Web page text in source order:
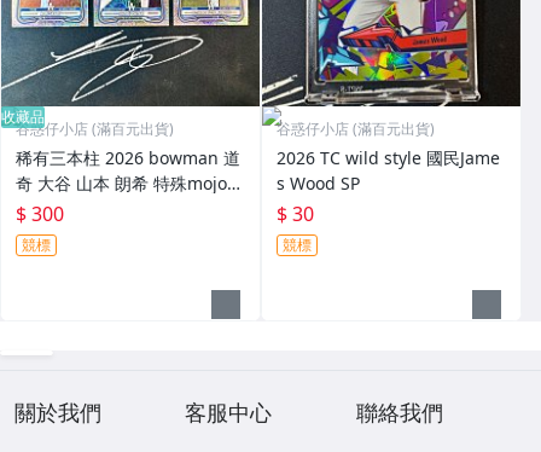
收藏品
谷惑仔小店 (滿百元出貨)
稀有三本柱 2026 bowman 道
奇 大谷 山本 朗希 特殊mojo閃
卡 非常好看🤩 光大谷eBay競
標665台幣
$ 300
競標
谷惑仔小店 (滿百元出貨)
2026 TC wild style 國民Jame
s Wood SP
$ 30
競標
關於我們 客服中心 聯絡我們